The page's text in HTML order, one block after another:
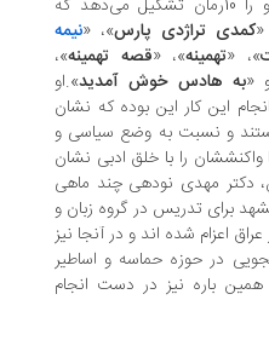
بررسی کند. پیکره متنی پژوهش او را 10رمان تشکیل می‌دهد که
تراژدی پارس »، «نیمه
»، «قصه تهمینه »،
خوش آمدید ».او
کار این بوده که نشان
نسبت به وضع سیاسی و
را با خلق ادبی نشان
نودهی چند ماهی
تدریس در گروه زبان و
شده اند و در آنجا نیز
حوزه حماسه و اساطیر
نیز در دست انجام